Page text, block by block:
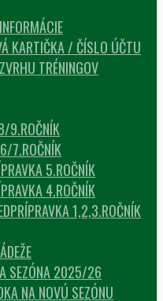
KARTIČKA / ČÍSLO ÚČTU
TRÉNINGOV
9.ROČNÍK
7.ROČNÍK
5.ROČNÍK
4.ROČNÍK
1,2,3.ROČNÍK
SEZÓNA 2025/26
NA NOVÚ SEZÓNU